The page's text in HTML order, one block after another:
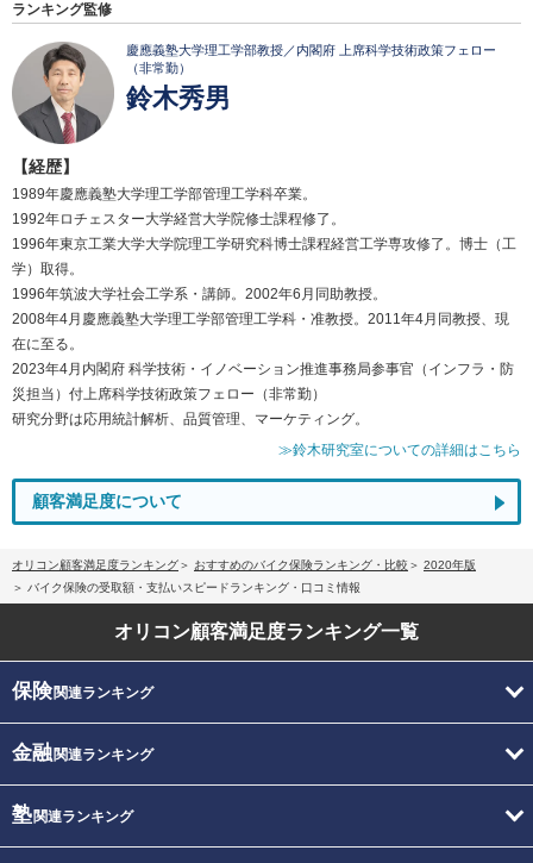
ランキング監修
慶應義塾大学理工学部教授／内閣府 上席科学技術政策フェロー
（非常勤）
鈴木秀男
【経歴】
1989年慶應義塾大学理工学部管理工学科卒業。
1992年ロチェスター大学経営大学院修士課程修了。
1996年東京工業大学大学院理工学研究科博士課程経営工学専攻修了。博士（工
学）取得。
1996年筑波大学社会工学系・講師。2002年6月同助教授。
2008年4月慶應義塾大学理工学部管理工学科・准教授。2011年4月同教授、現
在に至る。
2023年4月内閣府 科学技術・イノベーション推進事務局参事官（インフラ・防
災担当）付上席科学技術政策フェロー（非常勤）
研究分野は応用統計解析、品質管理、マーケティング。
≫鈴木研究室についての詳細はこちら
顧客満足度について
オリコン顧客満足度ランキング おすすめのバイク保険ランキング・比較
2020年版
バイク保険の受取額・支払いスピードランキング・口コミ情報
オリコン顧客満足度ランキング一覧
保険関連ランキング
金融関連ランキング
塾関連ランキング